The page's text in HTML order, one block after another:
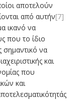
αποτελούν
από αυτήν[7]
ικανό να
που το ίδιο
σημαντικό να
και
που
και